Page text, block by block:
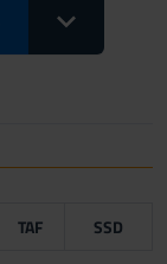
Toggle
TAF SSD